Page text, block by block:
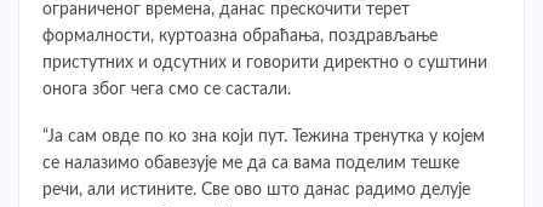
ограниченог времена, данас прескочити терет
формалности, куртоазна обраћања, поздрављање
пристутних и одсутних и говорити директно о суштини
онога због чега смо се састали.
“Ја сам овде по ко зна који пут. Тежина тренутка у којем
се налазимо обавезује ме да са вама поделим тешке
речи, али истините. Све ово што данас радимо делује